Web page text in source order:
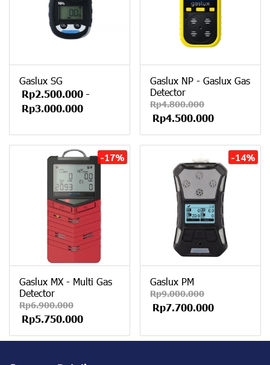
Gaslux SG
Rp2.500.000 -
Rp3.000.000
Gaslux NP - Gaslux Gas
Detector
Rp4.800.000
Rp4.500.000
-17%
Gaslux MX - Multi Gas
Detector
Rp6.900.000
Rp5.750.000
-14%
Gaslux PM
Rp9.000.000
Rp7.700.000